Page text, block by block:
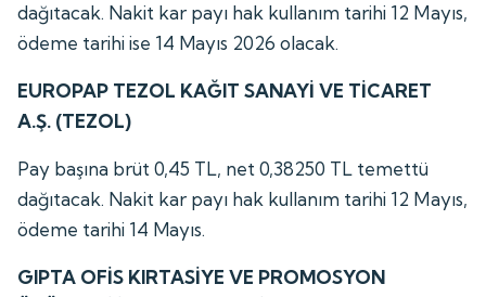
dağıtacak. Nakit kar payı hak kullanım tarihi 12 Mayıs,
ödeme tarihi ise 14 Mayıs 2026 olacak.
EUROPAP TEZOL KAĞIT SANAYİ VE TİCARET
A.Ş. (TEZOL)
Pay başına brüt 0,45 TL, net 0,38250 TL temettü
dağıtacak. Nakit kar payı hak kullanım tarihi 12 Mayıs,
ödeme tarihi 14 Mayıs.
GIPTA OFİS KIRTASİYE VE PROMOSYON